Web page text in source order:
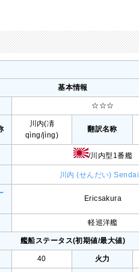
基本情報
☆☆☆
川内(凊
qìng/jìng)
翻訳名称
/川内型1番艦
川内 (せんだい) Sendai
Ericsakura
軽巡洋艦
艦船ステータス(初期値/最大値)
40 火力